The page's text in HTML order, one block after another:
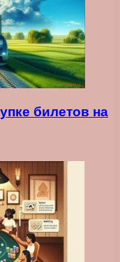
билетов на